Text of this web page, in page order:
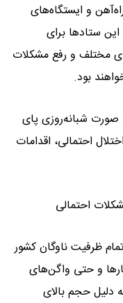
۲۴ ساعته در راه‌آهن و ایستگاه‌های
ستادها برای
مختلف و رفع مشکلات
بود.
صورت شبانه‌روزی پای
احتمالی، اقدامات
احتمالی
ظرفیت ناوگان کشور
و حتی واگن‌های
دلیل حجم بالای